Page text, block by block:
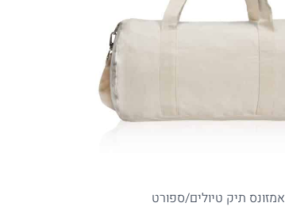
אמזונס תיק טיולים/ספורט